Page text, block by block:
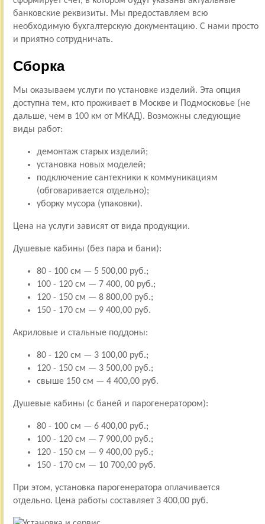
банковские реквизиты. Мы предоставляем всю
необходимую бухгалтерскую документацию. С нами просто
и приятно сотрудничать.
Сборка
Мы оказываем услуги по установке изделий. Эта опция
доступна тем, кто проживает в Москве и Подмосковье (не
дальше, чем в 100 км от МКАД). Возможны следующие
виды работ:
демонтаж старых изделий;
установка новых моделей;
подключение сантехники к коммуникациям
(обговаривается отдельно);
уборку мусора (упаковки).
Цена на услуги зависят от вида продукции.
Душевые кабины (без пара и бани):
80 - 100 см — 5 500,00 руб.;
100 - 120 см — 7 400, 00 руб.;
120 - 150 см — 8 800,00 руб.;
150 - 170 см — 9 400,00 руб.
Акриловые и стальные поддоны:
80 - 120 см — 3 100,00 руб.;
120 - 150 см — 3 500,00 руб.;
свыше 150 см — 4 400,00 руб.
Душевые кабины (с баней и парогенератором):
80 - 100 см — 6 400,00 руб.;
100 - 120 см — 7 900,00 руб.;
120 - 150 см — 9 400,00 руб.;
150 - 170 см — 10 700,00 руб.
При этом, установка парогенератора оплачивается
отдельно. Цена работы составляет 3 400,00 руб.